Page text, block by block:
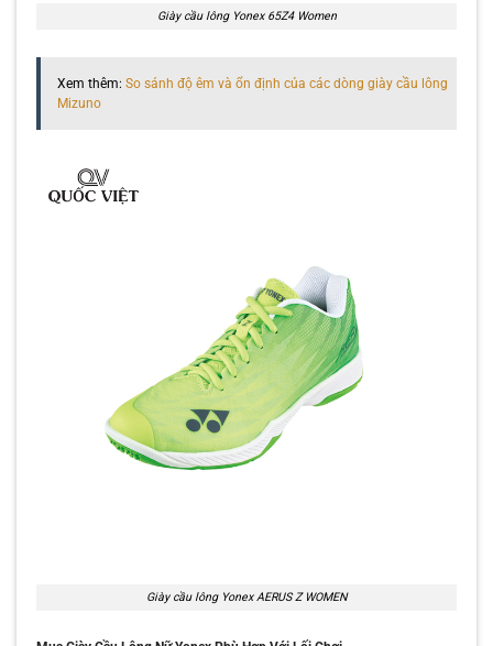
Giày cầu lông Yonex 65Z4 Women
Xem thêm: So sánh độ êm và ổn định của các dòng giày cầu lông
Mizuno
Giày cầu lông Yonex AERUS Z WOMEN